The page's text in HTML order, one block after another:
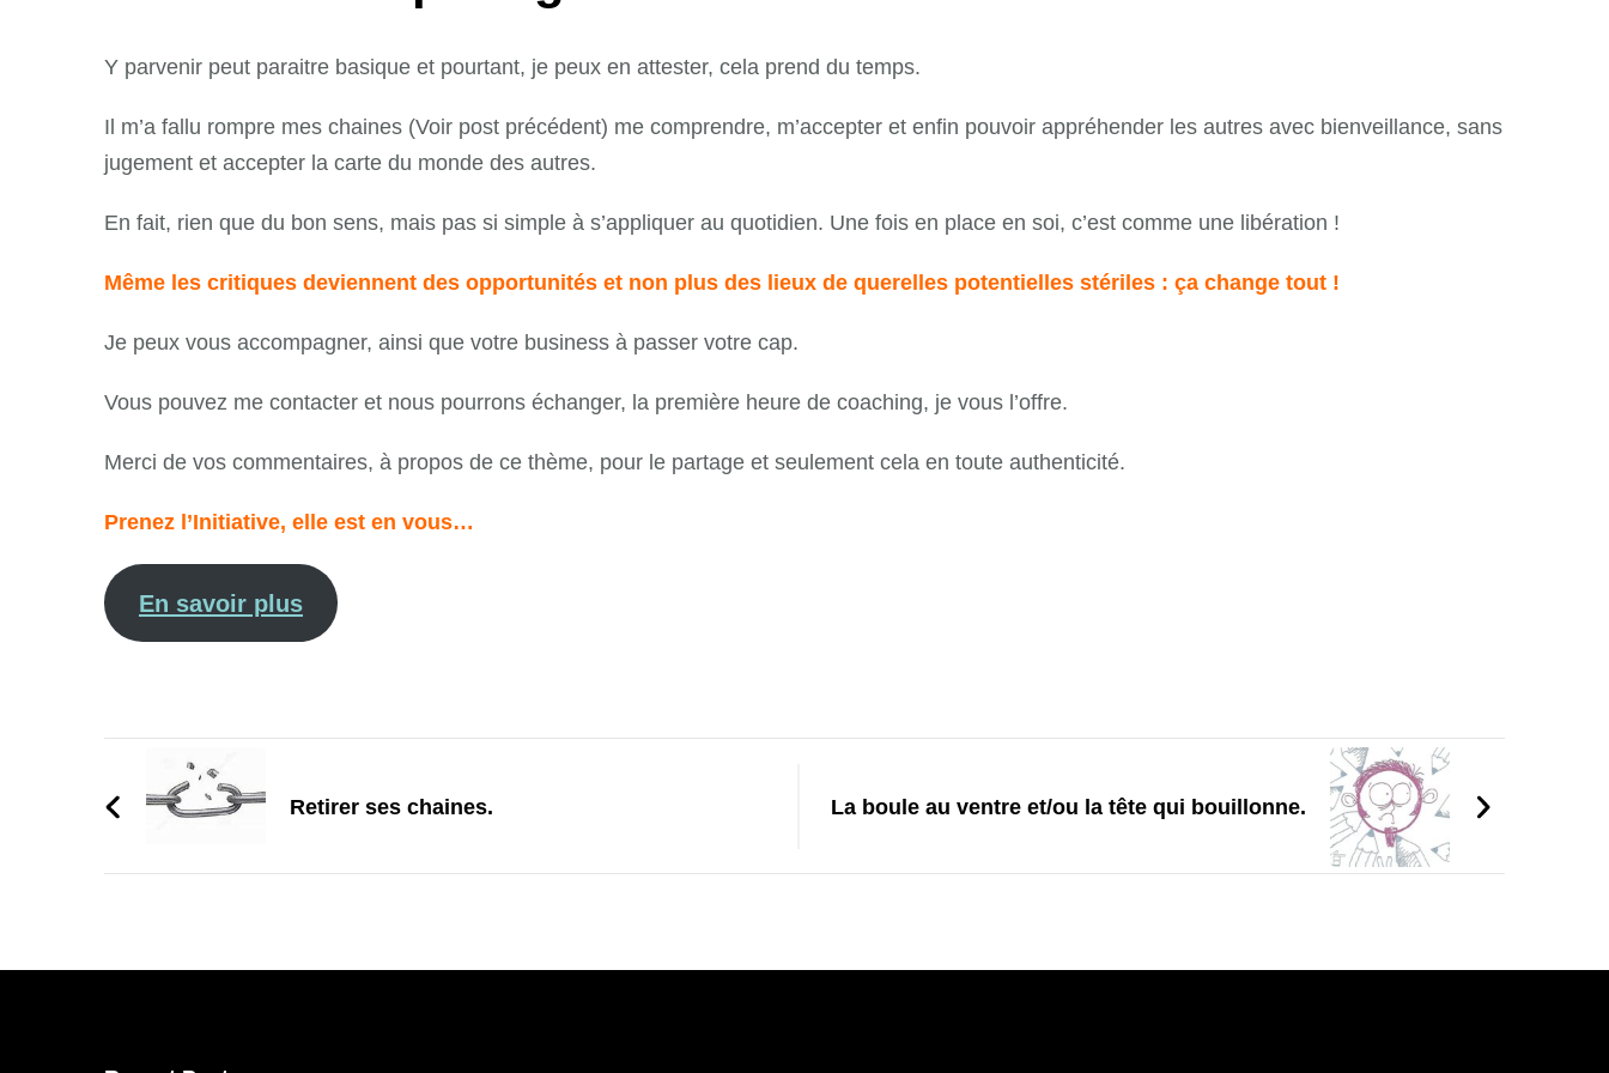
Y parvenir peut paraitre basique et pourtant, je peux en attester, cela prend du temps.
Il m’a fallu rompre mes chaines (Voir post précédent) me comprendre, m’accepter et enfin pouvoir appréhender les autres avec bienveillance, sans
jugement et accepter la carte du monde des autres.
En fait, rien que du bon sens, mais pas si simple à s’appliquer au quotidien. Une fois en place en soi, c’est comme une libération !
Même les critiques deviennent des opportunités et non plus des lieux de querelles potentielles stériles : ça change tout !
Je peux vous accompagner, ainsi que votre business à passer votre cap.
Vous pouvez me contacter et nous pourrons échanger, la première heure de coaching, je vous l’offre.
Merci de vos commentaires, à propos de ce thème, pour le partage et seulement cela en toute authenticité.
Prenez l’Initiative, elle est en vous…
En savoir plus
Navigation
d'article
Retirer ses chaines. La boule au ventre et/ou la tête qui bouillonne.